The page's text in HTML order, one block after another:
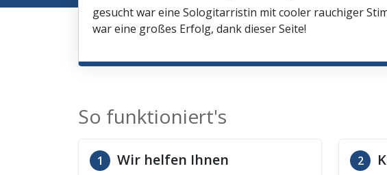
gesucht war eine Sologitarristin mit cooler rauchiger
war eine großes Erfolg, dank dieser Seite!
So funktioniert's
1 Wir helfen Ihnen 2